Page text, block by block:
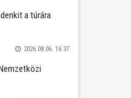
a túrára
2026.08.06. 16:37